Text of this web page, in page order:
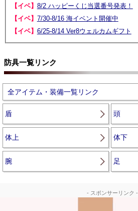
【イベ】 8/2 ハッピーくじ当選番号発表！
【イベ】 7/30-8/16 海イベント開催中
【イベ】 6/25-8/14 Ver8ウェルカムギフト
防具一覧リンク
全アイテム・装備一覧リンク
盾 頭
体上 体下
腕 足
- スポンサーリンク -